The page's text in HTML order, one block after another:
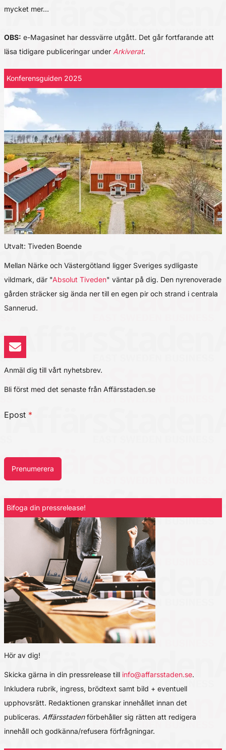
mycket mer…
OBS: e-Magasinet har dessvärre utgått. Det går fortfarande att
läsa tidigare publiceringar under Arkiverat.
Konferensguiden 2025
Utvalt: Tiveden Boende
Mellan Närke och Västergötland ligger Sveriges sydligaste
vildmark, där "Absolut Tiveden" väntar på dig. Den nyrenoverade
gården sträcker sig ända ner till en egen pir och strand i centrala
Sannerud.
Anmäl dig till vårt nyhetsbrev.
Bli först med det senaste från Affärsstaden.se
Epost *
Prenumerera
Bifoga din pressrelease!
Hör av dig!
Skicka gärna in din pressrelease till info@affarsstaden.se.
Inkludera rubrik, ingress, brödtext samt bild + eventuell
upphovsrätt. Redaktionen granskar innehållet innan det
publiceras. Affärsstadenförbehåller sig rätten att redigera
innehåll och godkänna/refusera förfrågningar.